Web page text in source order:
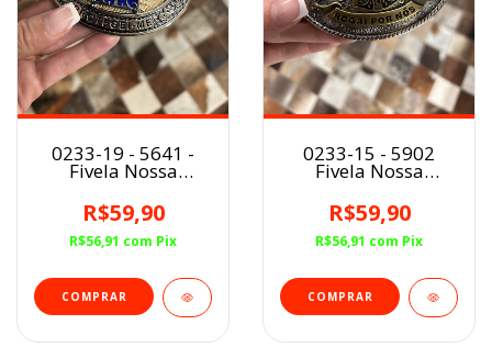
0233-19 - 5641 -
Fivela Nossa
Protegei-me
R$59,90
R$56,91 com Pix
0233-15 - 5902
Fivela Nossa
Floral
R$59,90
R$56,91 com Pix